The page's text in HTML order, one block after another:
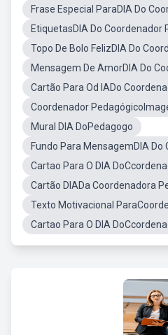
Frase Especial ParaDIA Do
EtiquetasDIA Do Coordenador
Topo De Bolo FelizDIA Do
Mensagem De AmorDIA Do
Cartão Para Od IADo
Coordenador
Mural DIA DoPedagogo
Fundo Para MensagemDIA Do
Cartao Para O DIA
Cartão DIADa Coordenadora
Texto Motivacional
Cartao Para O DIA